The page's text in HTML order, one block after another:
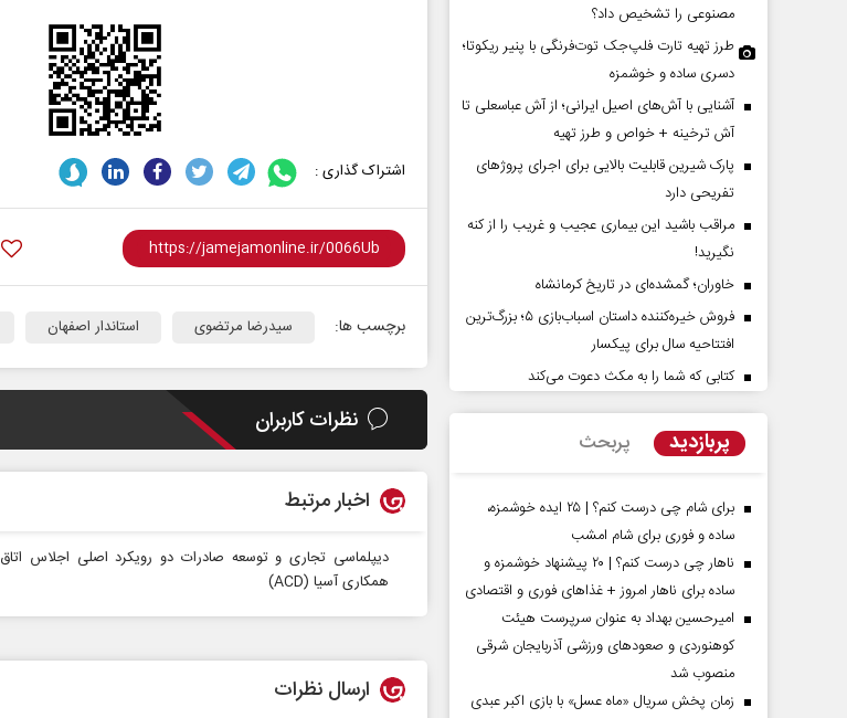
اشتراک گذاری :
برچسب ها: سیدرضا مرتضوی استاندار اصفهان
نظرات کاربران
اخبار مرتبط
دیپلماسی تجاری و توسعه صادرات دو رویکرد اصلی اجلاس
همکاری آسیا (ACD)
ارسال نظرات
مصنوعی را تشخیص داد؟
طرز تهیه تارت فلپ‌جک توت‌فرنگی با پنیر ریکوتا؛
دسری ساده و خوشمزه
آشنایی با آش‌های اصیل ایرانی؛ از آش عباسعلی تا
آش ترخینه + خواص و طرز تهیه
پارک شیرین قابلیت‌ بالایی برای اجرای پروژهای
تفریحی دارد
مراقب باشید این بیماری عجیب و غریب را از کنه
نگیرید!
خاوران؛ گمشده‌ای در تاریخ کرمانشاه
فروش خیره‌کننده داستان اسباب‌بازی ۵؛ بزرگ‌ترین
افتتاحیه سال برای پیکسار
کتابی که شما را به مکث دعوت می‌کند
پربازدید پربحث
برای شام چی درست کنم؟ | ۲۵ ایده خوشمزه،
ساده و فوری برای شام امشب
ناهار چی درست کنم؟ | ۲۰ پیشنهاد خوشمزه و
ساده برای ناهار امروز + غذاهای فوری و اقتصادی
امیرحسین بهداد به عنوان سرپرست هیئت
کوهنوردی و صعودهای ورزشی آذربایجان شرقی
منصوب شد
زمان پخش سریال «ماه عسل» با بازی اکبر عبدی
- نویسنده و پژوهشگر
مدیریت ایرانی بر شناور‌های مضر
در تنگه هرمز
دکتر حسن عابدینی - معاون سیاسی سازمان
صداوسیما
اربعین نماد مقاومت در برابر
استکبار‌
رحمت‌الله نوروزی - عضو کمیسیون اجتماعی